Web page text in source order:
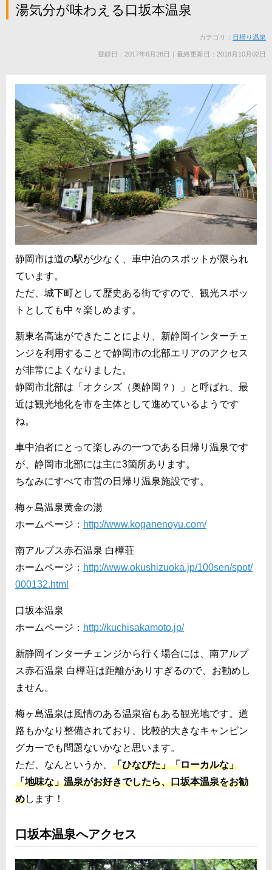
湯気分が味わえる口坂本温泉
カテゴリ： 日帰り温泉
登録日：2017年6月28日｜最終更新日：2018月10月02日
静岡市は道の駅が少なく、車中泊のスポットが限られ
ています。
ただ、城下町として歴史ある街ですので、観光スポッ
トとしても中々楽しめます。
新東名高速ができたことにより、新静岡インターチェ
ンジを利用することで静岡市の北部エリアのアクセス
が非常によくなりました。
静岡市北部は「オクシズ（奥静岡？）」と呼ばれ、最
近は観光地化を市を主体として進めているようです
ね。
車中泊者にとって楽しみの一つである日帰り温泉です
が、静岡市北部には主に3箇所あります。
ちなみにすべて市営の日帰り温泉施設です。
梅ヶ島温泉黄金の湯
ホームページ： http://www.koganenoyu.com/
南アルプス赤石温泉 白樺荘
ホームページ： http://www.okushizuoka.jp/100sen/spot/
000132.html
口坂本温泉
ホームページ： http://kuchisakamoto.jp/
新静岡インターチェンジから行く場合には、南アルプ
ス赤石温泉 白樺荘は距離がありすぎるので、お勧めし
ません。
梅ヶ島温泉は風情のある温泉宿もある観光地です。道
路もかなり整備されており、比較的大きなキャンピン
グカーでも問題ないかなと思います。
ただ、なんというか、 「ひなびた」「ローカルな」
「地味な」温泉がお好きでしたら、口坂本温泉をお勧
めします！
口坂本温泉へアクセス